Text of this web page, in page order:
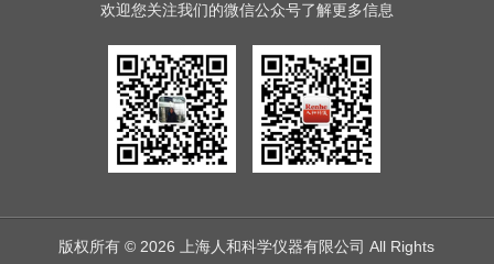
欢迎您关注我们的微信公众号了解更多信息
版权所有 © 2026 上海人和科学仪器有限公司 All Rights